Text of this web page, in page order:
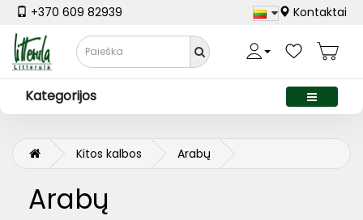
+370 609 82939 Kontaktai
Kategorijos
Kitos kalbos Arabų
Arabų